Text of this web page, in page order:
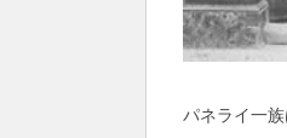
パネライ一